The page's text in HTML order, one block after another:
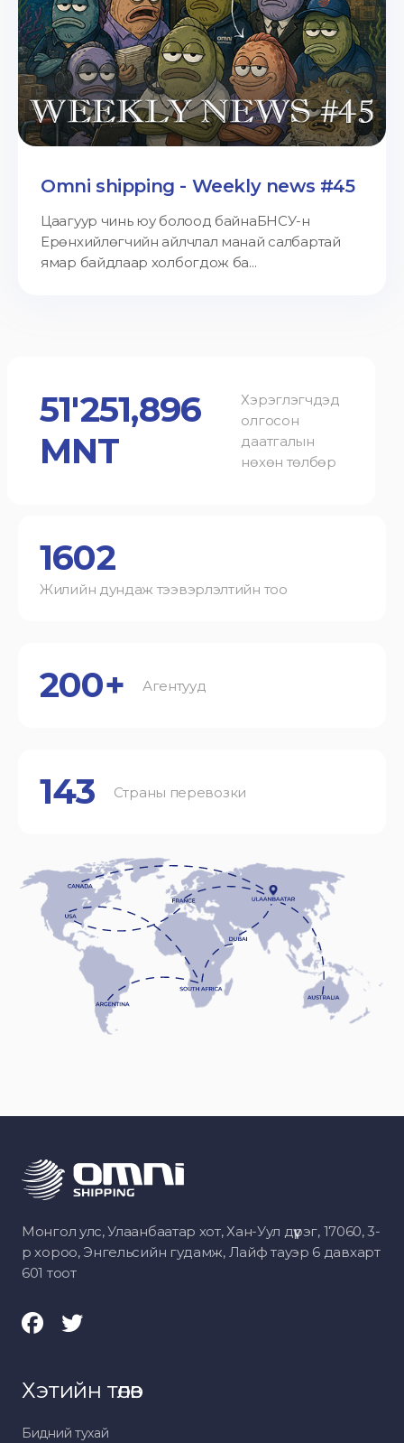
Omni shipping - Weekly news #45
Цаагуур чинь юу болоод байнаБНСУ-н
Ерөнхийлөгчийн айлчлал манай салбартай
ямар байдлаар холбогдож ба...
51'251,896
MNT
Хэрэглэгчдэд
олгосон
даатгалын
нөхөн төлбөр
1602
Жилийн дундаж тээвэрлэлтийн тоо
200+ Агентууд
143 Страны перевозки
Монгол улс, Улаанбаатар хот, Хан-Уул дүүрэг, 17060, 3-
р хороо, Энгельсийн гудамж, Лайф тауэр 6 давхарт
601 тоот
Хэтийн төлөв
Бидний тухай